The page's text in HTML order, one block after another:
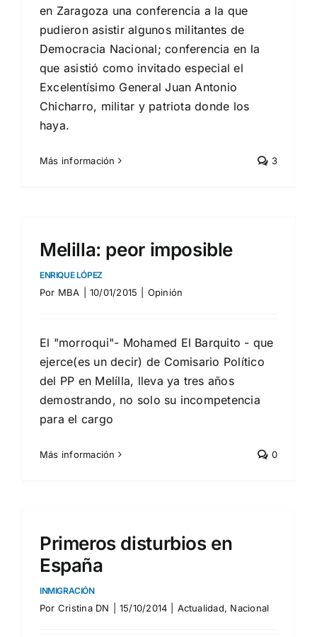
en Zaragoza una conferencia a la que
pudieron asistir algunos militantes de
Democracia Nacional; conferencia en la
que asistió como invitado especial el
Excelentísimo General Juan Antonio
Chicharro, militar y patriota donde los
haya.
Más información 3
Melilla: peor imposible
ENRIQUE LÓPEZ
Por MBA 10/01/2015 Opinión
El "morroqui"- Mohamed El Barquito - que
ejerce(es un decir) de Comisario Político
del PP en Melílla, lleva ya tres años
demostrando, no solo su incompetencia
para el cargo
Más información 0
Primeros disturbios en
España
INMIGRACIÓN
Por Cristina DN 15/10/2014 Actualidad, Nacional